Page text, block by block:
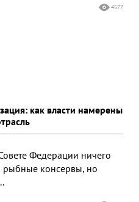
4577
как власти намерены
Федерации ничего
рыбные консервы, но